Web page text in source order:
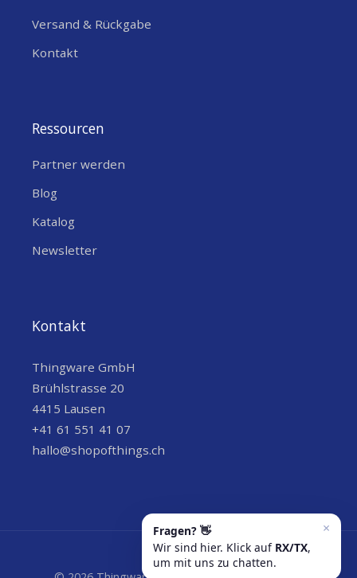
Versand & Rückgabe
Kontakt
Ressourcen
Partner werden
Blog
Katalog
Newsletter
Kontakt
Thingware GmbH
Brühlstrasse 20
4415 Lausen
+41 61 551 41 07
hallo@shopofthings.ch